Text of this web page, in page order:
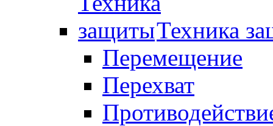
Техника
Перемещение
Перехват